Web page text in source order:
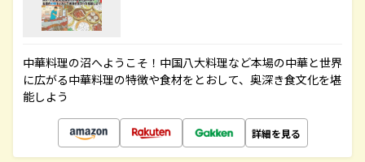
中華料理の沼へようこそ！中国八大料理など本場の中華と世界
に広がる中華料理の特徴や食材をとおして、奥深き食文化を堪
能しよう
詳細を見る